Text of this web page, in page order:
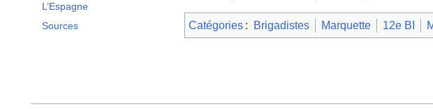
L’Espagne
Sources
Catégories : Brigadistes Marquette 12e BI